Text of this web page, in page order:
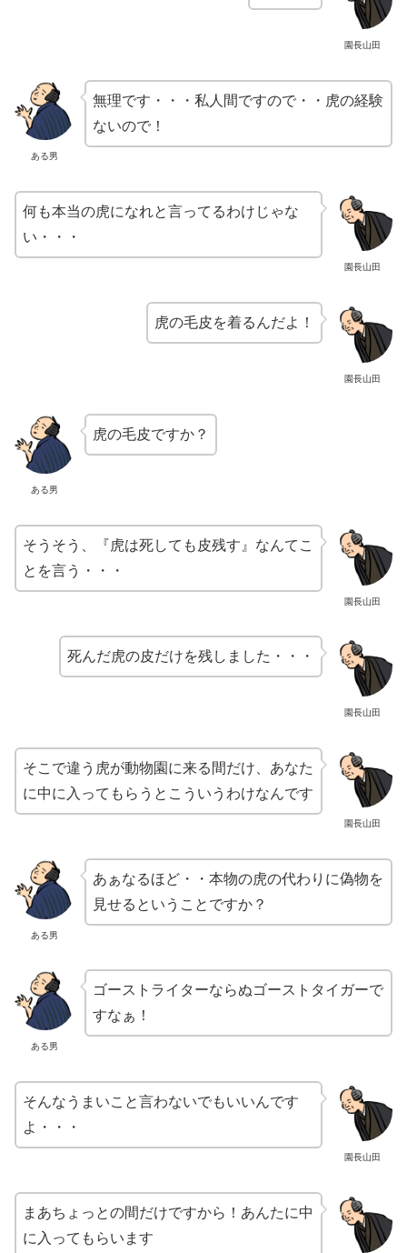
園長山田
ある男
無理です・・・私人間ですので・・虎の経験
ないので！
園長山田
何も本当の虎になれと言ってるわけじゃな
い・・・
園長山田
虎の毛皮を着るんだよ！
ある男
虎の毛皮ですか？
園長山田
そうそう、『虎は死しても皮残す』なんてこ
とを言う・・・
園長山田
死んだ虎の皮だけを残しました・・・
園長山田
そこで違う虎が動物園に来る間だけ、あなた
に中に入ってもらうとこういうわけなんです
ある男
あぁなるほど・・本物の虎の代わりに偽物を
見せるということですか？
ある男
ゴーストライターならぬゴーストタイガーで
すなぁ！
園長山田
そんなうまいこと言わないでもいいんです
よ・・・
まあちょっとの間だけですから！あんたに中
に入ってもらいます